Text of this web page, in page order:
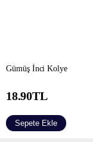
Gümüş İnci Kolye
18.90TL
Sepete Ekle